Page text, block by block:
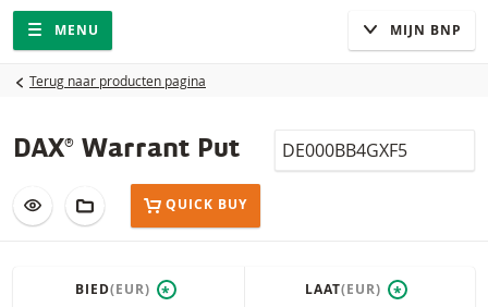
Navigatie
Site navigatie
MENU MIJN BNP
Terug naar producten pagina
DAX® Warrant Put Isin
VOEG TOE AAN WATCHLIST
AAN PORTFOLIO TOEVOEGEN
QUICK BUY
BIED(EUR) * LAAT(EUR) *